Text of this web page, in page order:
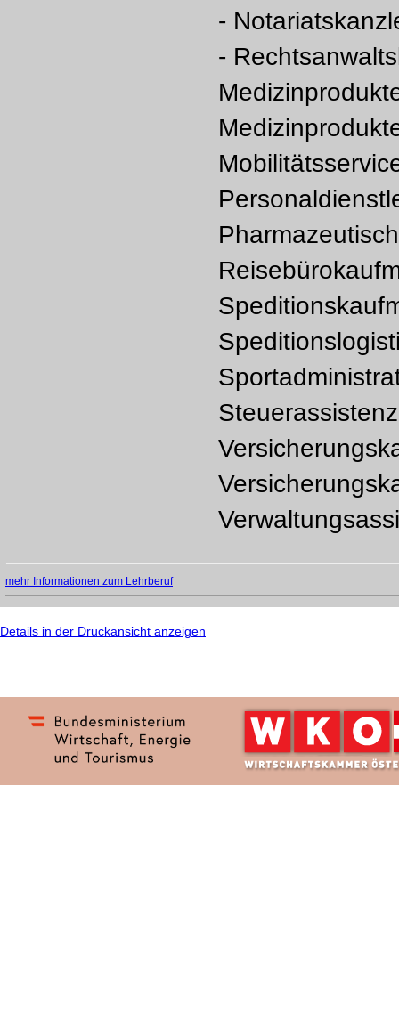
-
-
Steuerassistenz
mehr Informationen zum Lehrberuf
Details in der Druckansicht anzeigen